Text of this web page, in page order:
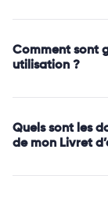
Comment sont
utilisation ?
Quels sont les
de mon Livret